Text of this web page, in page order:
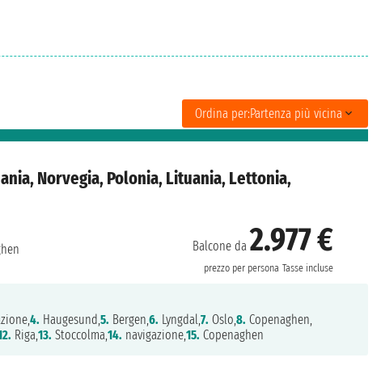
Ordina per:Partenza più vicina
Norvegia, Polonia, Lituania, Lettonia,
Balcone da2.977 €
prezzo per persona Tasse incluse
4. Haugesund,5. Bergen,6. Lyngdal,7. Oslo,8. Copenaghen,
Riga,13. Stoccolma,14. navigazione,15. Copenaghen